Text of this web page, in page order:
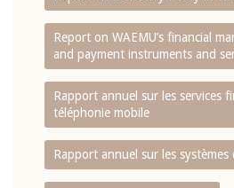
Report on WAEMU’s financial
and payment instruments and
Rapport annuel sur les services
téléphonie mobile
Rapport annuel sur les systèmes